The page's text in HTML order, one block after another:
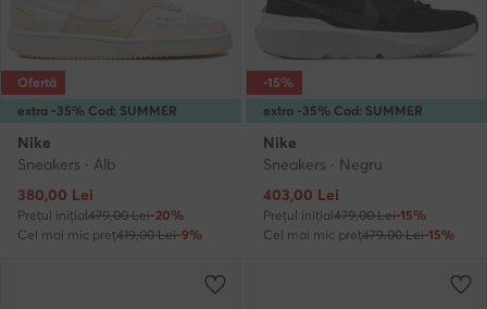
extra -35% Cod: SUMMER
Ofertă
Nike
Sneakers · Alb
Prețul actual
380,00 Lei
Prețul inițial479,00 Lei-20%
Cel mai mic preț419,00 Lei-9%
extra -35% Cod: SUMMER
-15%
Nike
Sneakers · Negru
Prețul actual
403,00 Lei
Prețul inițial479,00 Lei-15%
Cel mai mic preț479,00 Lei-15%